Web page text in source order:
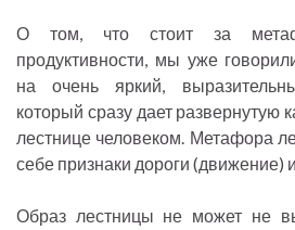
О том, что стоит за
продуктивности, мы уже
на очень яркий,
который сразу дает развернутую
лестнице человеком. Метафора
себе признаки дороги (движение)
Образ лестницы не может не